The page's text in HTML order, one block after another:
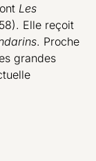
Les
Elle reçoit
. Proche
grandes